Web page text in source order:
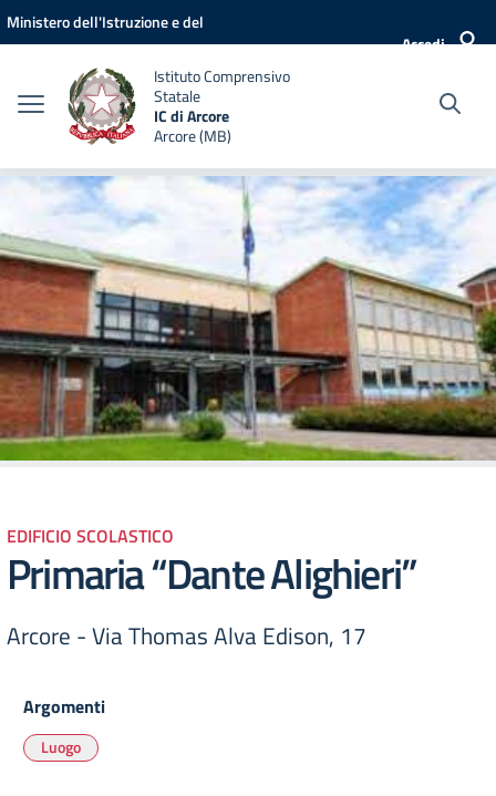
Vai ai contenuti
Vai al menu di navigazione
Vai al footer
Ministero dell'Istruzione e del
Accedi
Istituto Comprensivo
Statale
IC di Arcore
Arcore (MB)
EDIFICIO SCOLASTICO
Primaria “Dante Alighieri”
Arcore - Via Thomas Alva Edison, 17
Argomenti
Luogo